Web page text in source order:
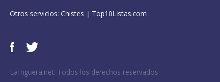
Otros servicios: Chistes | Top10Listas.com
LaHiguera.net. Todos los derechos reservados